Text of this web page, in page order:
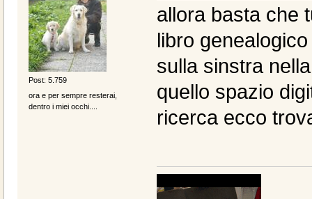
Post: 5.759
ora e per sempre resterai,
dentro i miei occhi....
allora basta che
libro
sulla sinstra
quello spazio
ricerca ecco